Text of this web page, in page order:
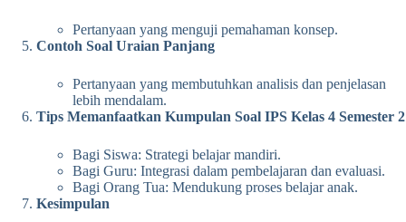
Pertanyaan yang menguji pemahaman konsep.
Contoh Soal Uraian Panjang
Pertanyaan yang membutuhkan analisis dan penjelasan
lebih mendalam.
Tips Memanfaatkan Kumpulan Soal IPS Kelas 4 Semester 2
Bagi Siswa: Strategi belajar mandiri.
Bagi Guru: Integrasi dalam pembelajaran dan evaluasi.
Bagi Orang Tua: Mendukung proses belajar anak.
Kesimpulan